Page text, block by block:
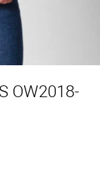
OW2018-